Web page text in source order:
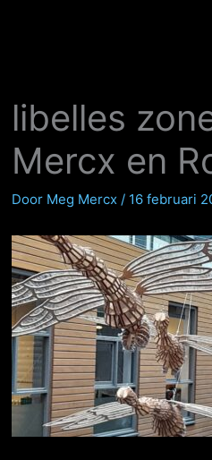
libelles
Mercx en
Door Meg Mercx / 16 februari